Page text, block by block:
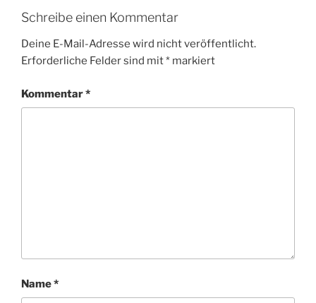
Schreibe einen Kommentar
Deine E-Mail-Adresse wird nicht veröffentlicht.
Erforderliche Felder sind mit* markiert
Kommentar*
Name*